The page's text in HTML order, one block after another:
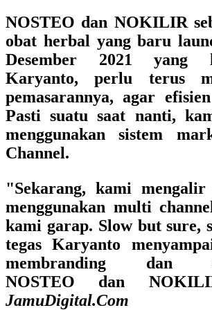
NOSTEO dan NOKILIR
obat herbal yang baru
Desember 2021 yang
Karyanto, perlu terus
pemasarannya, agar
Pasti suatu saat nanti,
menggunakan sistem
Channel.
"Sekarang, kami mengalir
menggunakan multi
kami garap. Slow but sure,
tegas Karyanto
membranding dan
NOSTEO dan
JamuDigital.Com